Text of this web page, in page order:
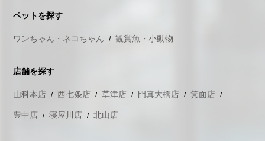
ペットを探す
ワンちゃん・ネコちゃん 観賞魚・小動物
店舗を探す
山科本店 西七条店 草津店 門真大橋店 箕面店
豊中店 寝屋川店 北山店